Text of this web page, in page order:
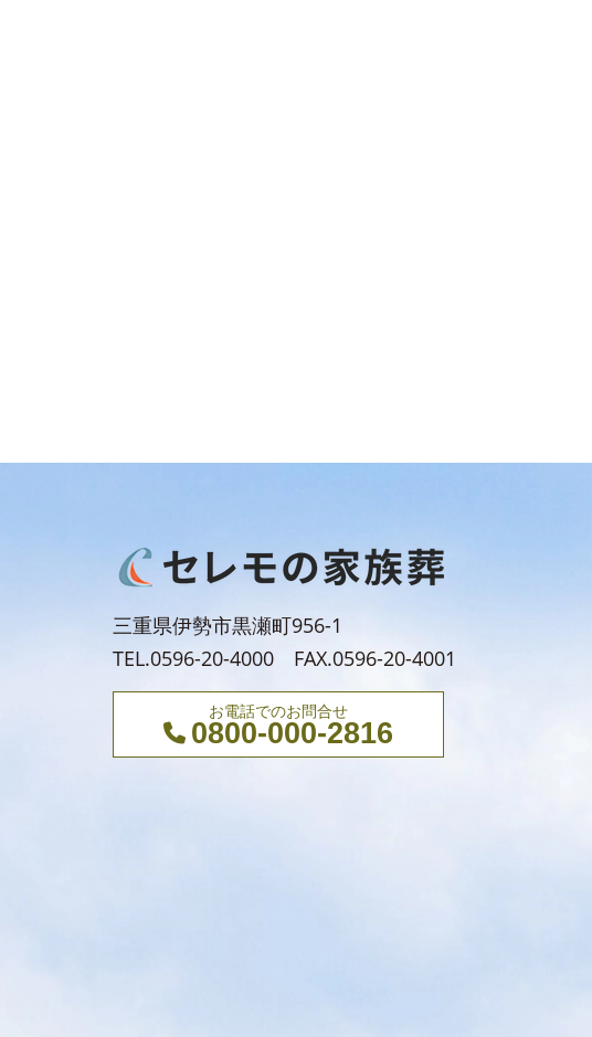
三重県伊勢市黒瀬町956-1
TEL.0596-20-4000 FAX.0596-20-4001
お電話でのお問合せ
0800-000-2816